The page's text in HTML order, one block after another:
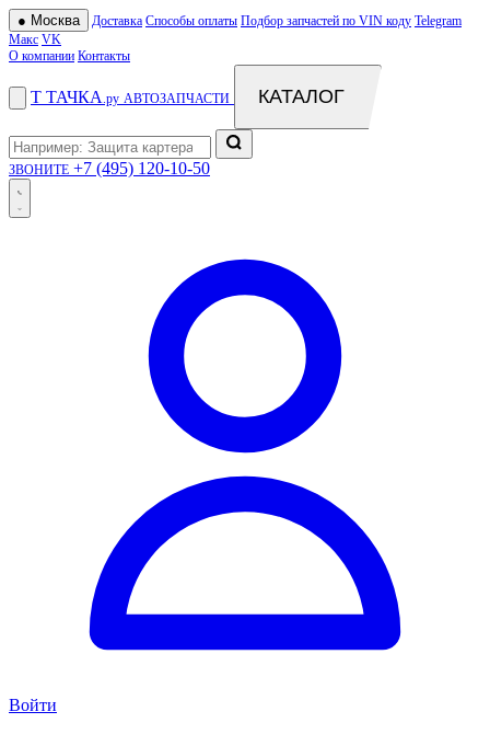
● Москва Доставка Способы оплаты Подбор запчастей по VIN коду Telegram
Макс VK
О компании Контакты
Т ТАЧКА .ру АВТОЗАПЧАСТИ КАТАЛОГ
ЗВОНИТЕ +7 (495) 120-10-50
Войти